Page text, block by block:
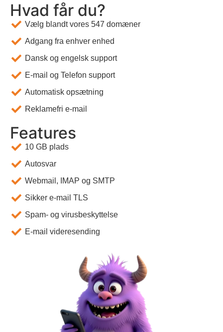
Hvad får du?
Vælg blandt vores 547 domæner
Adgang fra enhver enhed
Dansk og engelsk support
E-mail og Telefon support
Automatisk opsætning
Reklamefri e-mail
Features
10 GB plads
Autosvar
Webmail, IMAP og SMTP
Sikker e-mail TLS
Spam- og virusbeskyttelse
E-mail videresending